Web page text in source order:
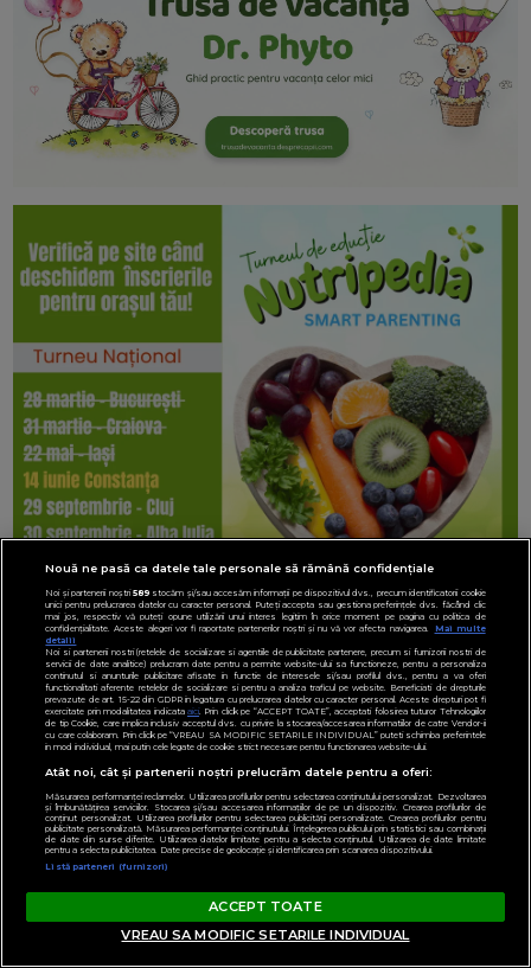
Nouă ne pasă ca datele tale personale să rămână confidențiale
Noi și partenerii noștri589stocăm și/sau accesăm informații pe dispozitivul dvs., precum identificatorii cookie
unici pentru prelucrarea datelor cu caracter personal. Puteți accepta sau gestiona preferințele dvs. făcând clic
mai jos, respectiv vă puteți opune utilizării unui interes legitim în orice moment pe pagina cu politica de
confidențialitate. Aceste alegeri vor fi raportate partenerilor noștri și nu vă vor afecta navigarea.
Mai multe
detalii
Noi si partenerii nostri (retelele de socializare si agentiile de publicitate partenere, precum si furnizorii nostri de
servicii de date analitice) prelucram date pentru a permite website-ului sa functioneze, pentru a personaliza
continutul si anunturile publicitare afisate in functie de interesele si/sau profilul dvs., pentru a va oferi
functionalitati aferente retelelor de socializare si pentru a analiza traficul pe website. Beneficiati de drepturile
prevazute de art. 15-22 din GDPR in legatura cu prelucrarea datelor cu caracter personal. Aceste drepturi pot fi
exercitate prin modalitatea indicataaici. Prin click pe “ACCEPT TOATE”, acceptati folosirea tuturor Tehnologiilor
de tip Cookie, care implica inclusiv acceptul dvs. cu privire la stocarea/accesarea informatiilor de catre Vendor-ii
cu care colaboram. Prin click pe “VREAU SA MODIFIC SETARILE INDIVIDUAL” puteti schimba preferintele
in mod individual, mai putin cele legate de cookie strict necesare pentru functionarea website-ului.
Atât noi, cât și partenerii noștri prelucrăm datele pentru a oferi:
Măsurarea performanței reclamelor. Utilizarea profilurilor pentru selectarea conținutului personalizat. Dezvoltarea
și îmbunătățirea serviciilor. Stocarea și/sau accesarea informațiilor de pe un dispozitiv. Crearea profilurilor de
conținut personalizat. Utilizarea profilurilor pentru selectarea publicității personalizate. Crearea profilurilor pentru
publicitate personalizată. Măsurarea performanței conținutului. Înțelegerea publicului prin statistici sau combinații
de date din surse diferite. Utilizarea datelor limitate pentru a selecta conținutul. Utilizarea de date limitate
pentru a selecta publicitatea. Date precise de geolocație și identificarea prin scanarea dispozitivului.
Listă parteneri (furnizori)
ACCEPT TOATE
VREAU SA MODIFIC SETARILE INDIVIDUAL